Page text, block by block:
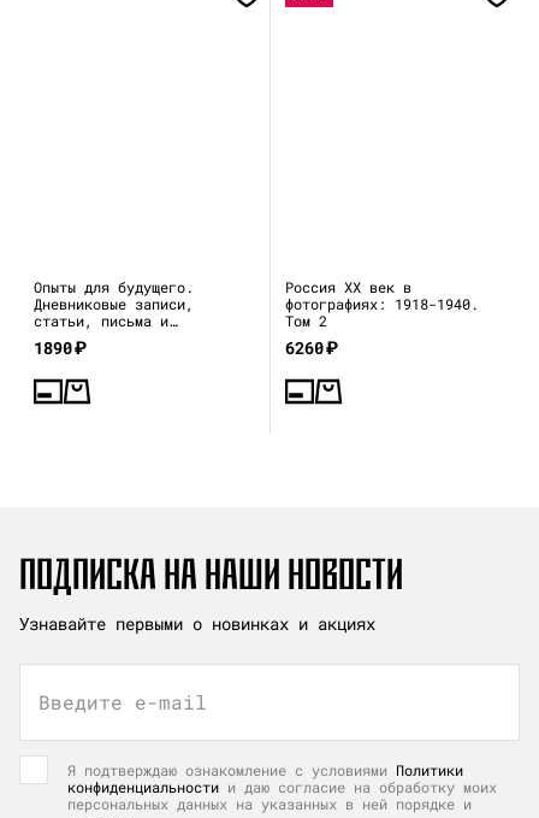
Опыты для будущего.
Дневниковые записи,
статьи, письма и
воспоминания
1890₽
Россия XX век в
фотографиях: 1918-1940.
Том 2
6260₽
ПОДПИСКА НА НАШИ НОВОСТИ
Узнавайте первыми о новинках и акциях
Введите e-mail
Я подтверждаю ознакомление с условиями Политики
конфиденциальности и даю согласие на обработку моих
персональных данных на указанных в ней порядке и